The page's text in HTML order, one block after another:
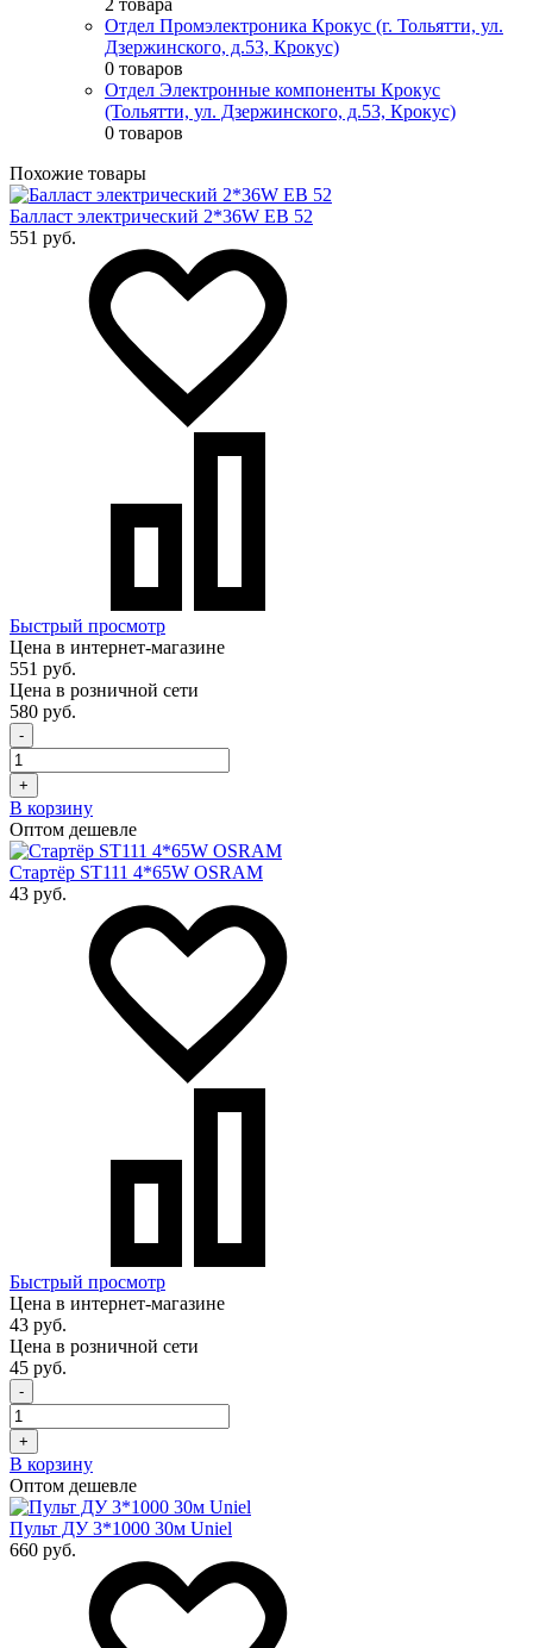
2 товара
Отдел Промэлектроника Крокус (г. Тольятти, ул.
Дзержинского, д.53, Крокус)
0 товаров
Отдел Электронные компоненты Крокус
(Тольятти, ул. Дзержинского, д.53, Крокус)
0 товаров
Похожие товары
Балласт электрический 2*36W EB 52
551 руб.
Быстрый просмотр
Цена в интернет-магазине
551 руб.
Цена в розничной сети
580 руб.
-
+
В корзину
Оптом дешевле
Стартёр ST111 4*65W OSRAM
43 руб.
Быстрый просмотр
Цена в интернет-магазине
43 руб.
Цена в розничной сети
45 руб.
-
+
В корзину
Оптом дешевле
Пульт ДУ 3*1000 30м Uniel
660 руб.